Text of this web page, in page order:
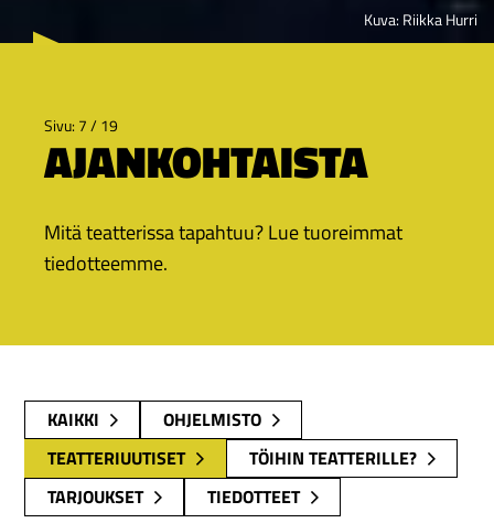
Kuva: Riikka Hurri
Sivu: 7 / 19
AJANKOHTAISTA
Mitä teatterissa tapahtuu? Lue tuoreimmat
tiedotteemme.
KAIKKI
OHJELMISTO
TEATTERIUUTISET
TÖIHIN TEATTERILLE?
TARJOUKSET
TIEDOTTEET